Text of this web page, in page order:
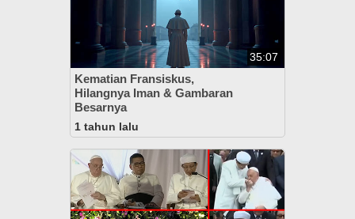
35:07
Kematian Fransiskus,
Hilangnya Iman & Gambaran
Besarnya
1 tahun lalu